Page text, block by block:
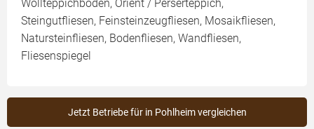
Wollteppichboden, Orient / Perserteppich,
Steingutfliesen, Feinsteinzeugfliesen, Mosaikfliesen,
Natursteinfliesen, Bodenfliesen, Wandfliesen,
Fliesenspiegel
Jetzt Betriebe für in Pohlheim vergleichen